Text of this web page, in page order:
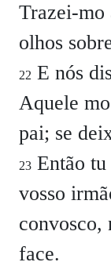
Trazei-mo
olhos
22 E nós
Aquele
pai; se
23 Então tu
vosso
convosco,
face.